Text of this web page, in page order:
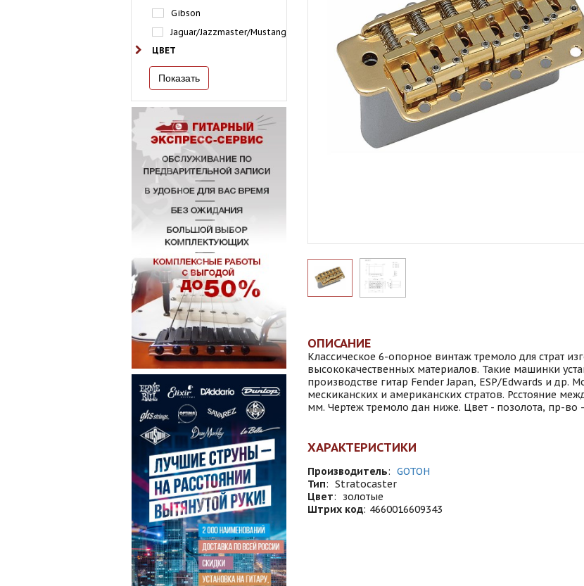
Gibson
Jaguar/Jazzmaster/Mustang
ЦВЕТ
ОПИСАНИЕ
Классическое 6-опорное винтаж тремоло для страт
высококачественных материалов. Такие машинки
производстве гитар Fender Japan, ESP/Edwards и др.
мескиканских и американских стратов. Рсстояние
мм. Чертеж тремоло дан ниже. Цвет - позолота, пр-во
ХАРАКТЕРИСТИКИ
Производитель: GOTOH
Тип: Stratocaster
Цвет:
золотые
Штрих код: 4660016609343